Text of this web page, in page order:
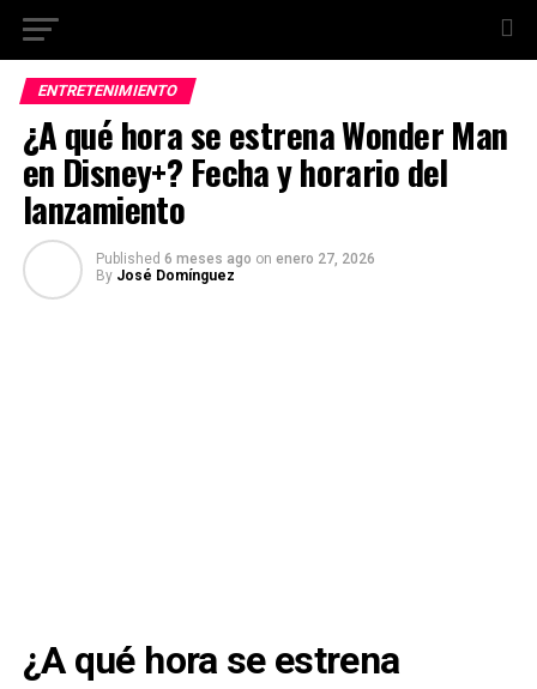
ENTRETENIMIENTO
¿A qué hora se estrena Wonder Man
en Disney+? Fecha y horario del
lanzamiento
Published 6 meses ago on enero 27, 2026
By José Domínguez
¿A qué hora se estrena